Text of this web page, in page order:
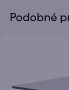
Podobné